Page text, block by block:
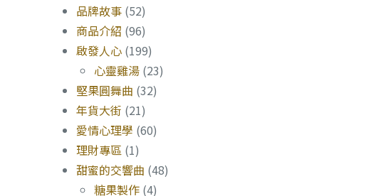
品牌故事 (52)
商品介紹 (96)
啟發人心 (199)
心靈雞湯 (23)
堅果圓舞曲 (32)
年貨大街 (21)
愛情心理學 (60)
理財專區 (1)
甜蜜的交響曲 (48)
糖果製作 (4)